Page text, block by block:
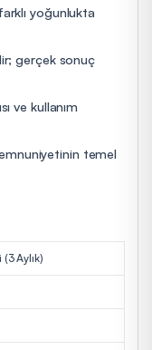
yoğunlukta
gerçek sonuç
ve kullanım
temel
Aylık)